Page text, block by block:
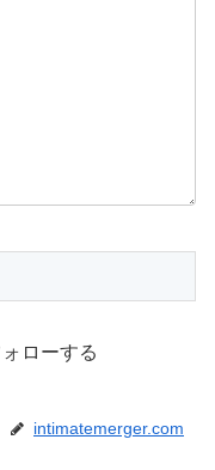
ローする
intimatemerger.com